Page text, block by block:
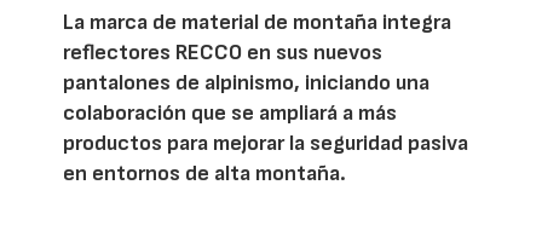
La marca de material de montaña integra
reflectores RECCO en sus nuevos
pantalones de alpinismo, iniciando una
colaboración que se ampliará a más
productos para mejorar la seguridad pasiva
en entornos de alta montaña.